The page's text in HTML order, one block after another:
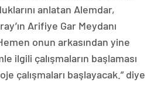
anlatan Alemdar,
Arifiye Gar Meydanı
onun arkasından yine
ilgili çalışmaların başlaması
çalışmaları başlayacak.” diye